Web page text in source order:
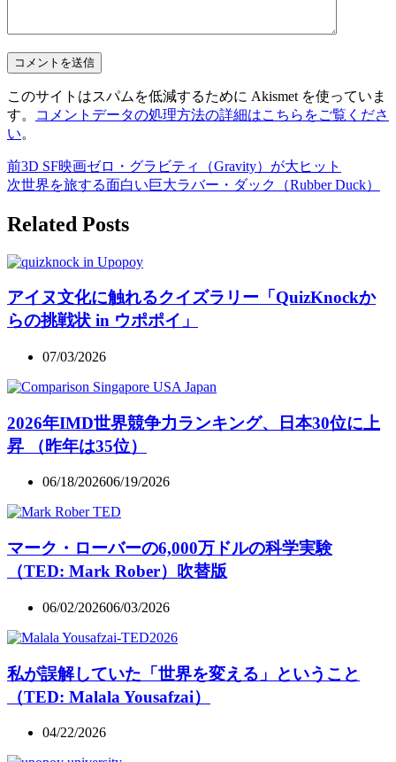
このサイトはスパムを低減するために Akismet を使っていま
す。
コメントデータの処理方法の詳細はこちらをご覧くださ
い。
前3D SF映画ゼロ・グラビティ（Gravity）が大ヒット
次世界を旅する面白い巨大ラバー・ダック（Rubber Duck）
Related Posts
アイヌ文化に触れるクイズラリー「QuizKnockか
らの挑戦状 in ウポポイ」
07/03/2026
2026年IMD世界競争力ランキング、日本30位に上
昇 （昨年は35位）
06/18/202606/19/2026
マーク・ローバーの6,000万ドルの科学実験
（TED: Mark Rober）吹替版
06/02/202606/03/2026
私が誤解していた「世界を変える」ということ
（TED: Malala Yousafzai）
04/22/2026